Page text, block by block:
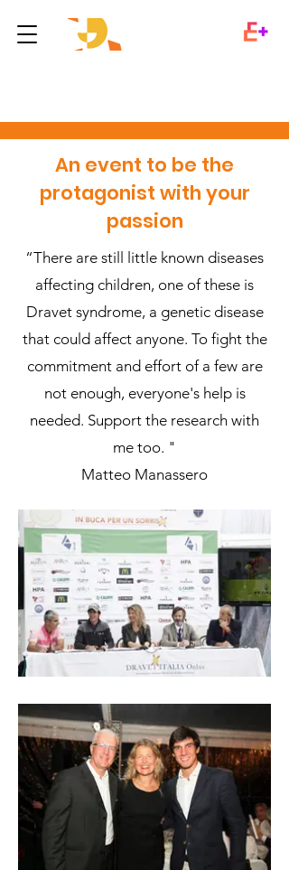
An event to be the
protagonist with your
passion
“There are still little known diseases
affecting children, one of these is
Dravet syndrome, a genetic disease
that could affect anyone. To fight the
commitment and effort of a few are
not enough, everyone's help is
needed. Support the research with
me too. "
Matteo Manassero